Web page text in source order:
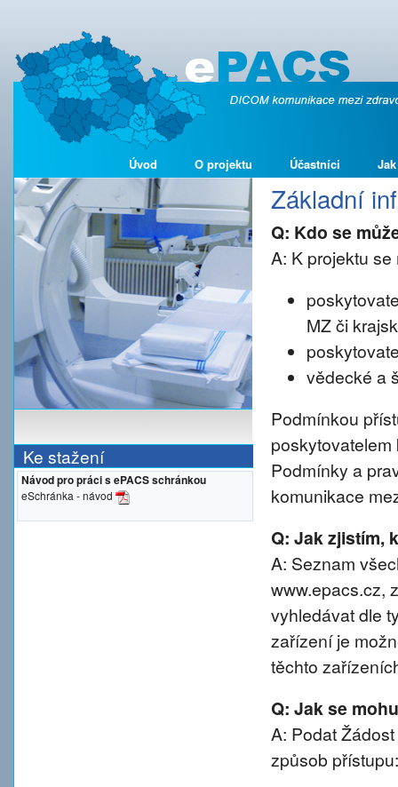
Úvod O projektu Účastníci
Ke stažení
Návod pro práci s ePACS schránkou
eSchránka - návod
Základní
Q: Kdo se
A: K projektu
MZ či
vědecké a
Podmínkou
poskytovatelem
Podmínky a
komunikace
Q: Jak zjistím,
A: Seznam
www.epacs.cz,
vyhledávat dle
zařízení je
těchto
Q: Jak se
A: Podat
způsob přístupu: